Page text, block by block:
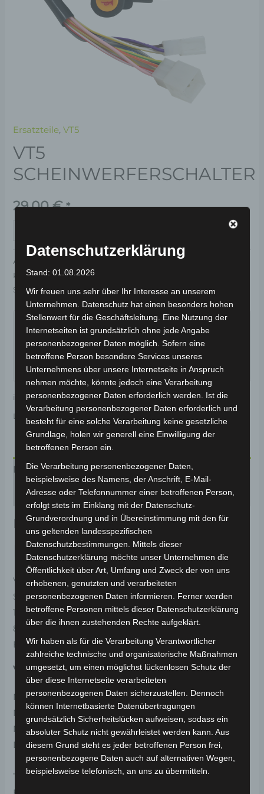
Ersatzteile,VT5
VT5
SCHEINWERFERSCHALTER
29,00€ *
Artikelnummer:
Kategorien:Ersatzteile
Schlagwort:Elektrik & Beleuchtung
Garantiert sicherer Checkout
inkl. 19 % MwSt.Kostenloser Versand
Lieferzeit:
Versandfertig innerhalb 24 Stunden*
Produktsicherheit
Rezensionen (0)
Produktsicherheit
Herstellerinformationen
Volta Motor Sanayi Ticaret A.Ş
Selamlar Köyü Selamlar Mevkii, OSB 1. Sokak Blok No:
10
81850 Gümüşova/Düzce, Türkei
E-Mail:info@volta.com.tr
Verantwortliche Person in der EU
MC | Fahrzeugteile
Muhammet Calik
Maulbeerweg 30
D-63477 Maintal
Telefon: +49 6181 3698350
Datenschutzerklärung
Stand: 01.08.2026
Wir freuen uns sehr über Ihr Interesse an unserem
Unternehmen. Datenschutz hat einen besonders hohen
Stellenwert für die Geschäftsleitung. Eine Nutzung der
Internetseiten ist grundsätzlich ohne jede Angabe
personenbezogener Daten möglich. Sofern eine
betroffene Person besondere Services unseres
Unternehmens über unsere Internetseite in Anspruch
nehmen möchte, könnte jedoch eine Verarbeitung
personenbezogener Daten erforderlich werden. Ist die
Verarbeitung personenbezogener Daten erforderlich und
besteht für eine solche Verarbeitung keine gesetzliche
Grundlage, holen wir generell eine Einwilligung der
betroffenen Person ein.
Die Verarbeitung personenbezogener Daten,
beispielsweise des Namens, der Anschrift, E-Mail-
Adresse oder Telefonnummer einer betroffenen Person,
erfolgt stets im Einklang mit der Datenschutz-
Grundverordnung und in Übereinstimmung mit den für
uns geltenden landesspezifischen
Datenschutzbestimmungen. Mittels dieser
Datenschutzerklärung möchte unser Unternehmen die
Öffentlichkeit über Art, Umfang und Zweck der von uns
erhobenen, genutzten und verarbeiteten
personenbezogenen Daten informieren. Ferner werden
betroffene Personen mittels dieser Datenschutzerklärung
über die ihnen zustehenden Rechte aufgeklärt.
Wir haben als für die Verarbeitung Verantwortlicher
zahlreiche technische und organisatorische Maßnahmen
umgesetzt, um einen möglichst lückenlosen Schutz der
über diese Internetseite verarbeiteten
personenbezogenen Daten sicherzustellen. Dennoch
können Internetbasierte Datenübertragungen
grundsätzlich Sicherheitslücken aufweisen, sodass ein
absoluter Schutz nicht gewährleistet werden kann. Aus
diesem Grund steht es jeder betroffenen Person frei,
personenbezogene Daten auch auf alternativen Wegen,
beispielsweise telefonisch, an uns zu übermitteln.